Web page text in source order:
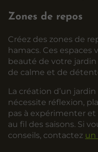
Zones de repos
Créez des zones de
hamacs. Ces
beauté de votre
de calme et de
La création d’un
nécessite réflexion,
pas à expérimenter et
au fil des saisons. Si
conseils, contactez un